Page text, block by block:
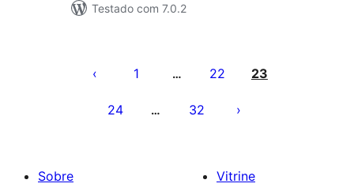
Testado com 7.0.2
1 … 22 23
24 … 32
Sobre
Vitrine